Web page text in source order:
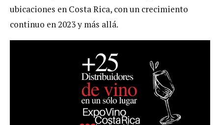
ubicaciones en Costa Rica, con un crecimiento
continuo en 2023 y más allá.